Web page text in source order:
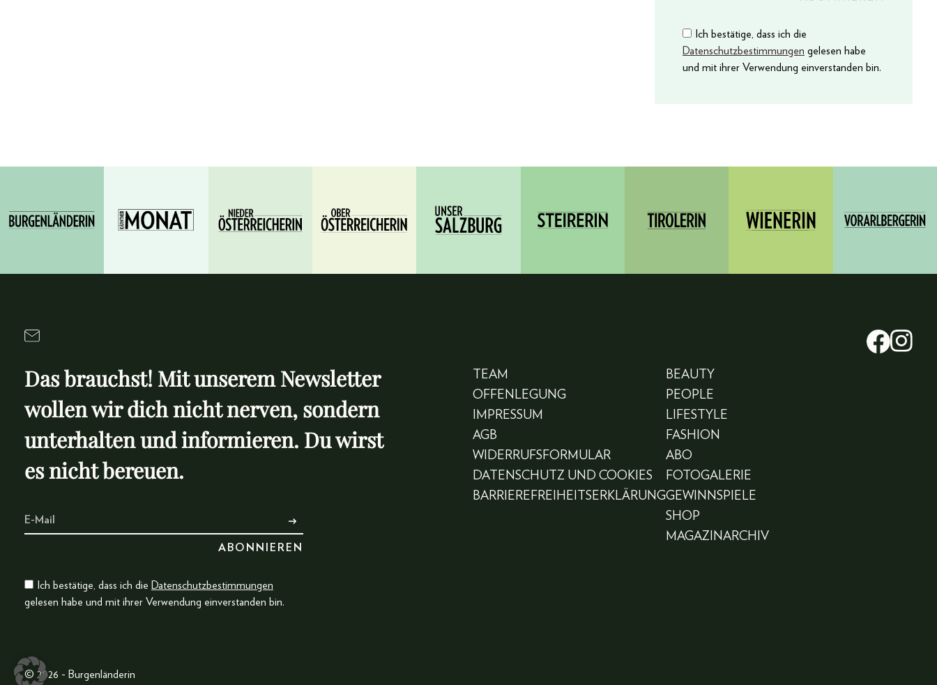
Ich bestätige, dass ich die
Datenschutzbestimmungen gelesen habe
und mit ihrer Verwendung einverstanden bin.
Das brauchst! Mit unserem Newsletter
wollen wir dich nicht nerven, sondern
unterhalten und informieren. Du wirst
es nicht bereuen.
Ich bestätige, dass ich die Datenschutzbestimmungen
gelesen habe und mit ihrer Verwendung einverstanden bin.
TEAM
OFFENLEGUNG
IMPRESSUM
AGB
WIDERRUFSFORMULAR
DATENSCHUTZ UND COOKIES
BARRIEREFREIHEITSERKLÄRUNG
BEAUTY
PEOPLE
LIFESTYLE
FASHION
ABO
FOTOGALERIE
GEWINNSPIELE
SHOP
MAGAZINARCHIV
© 2026 - Burgenländerin